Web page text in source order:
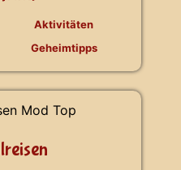
Aktivitäten
Geheimtipps